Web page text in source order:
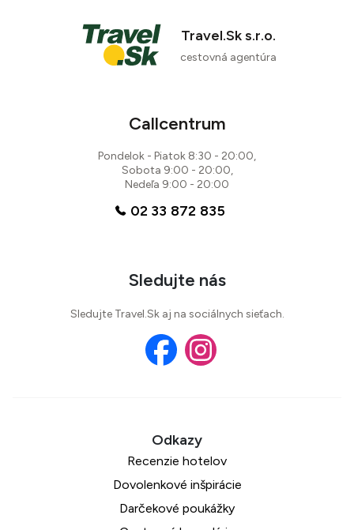
Travel.Sk s.r.o.
cestovná agentúra
Callcentrum
Pondelok - Piatok 8:30 - 20:00,
Sobota 9:00 - 20:00,
Nedeľa 9:00 - 20:00
02 33 872 835
Sledujte nás
Sledujte Travel.Sk aj na sociálnych sieťach.
Recenzie hotelov
Dovolenkové inšpirácie
Darčekové poukážky